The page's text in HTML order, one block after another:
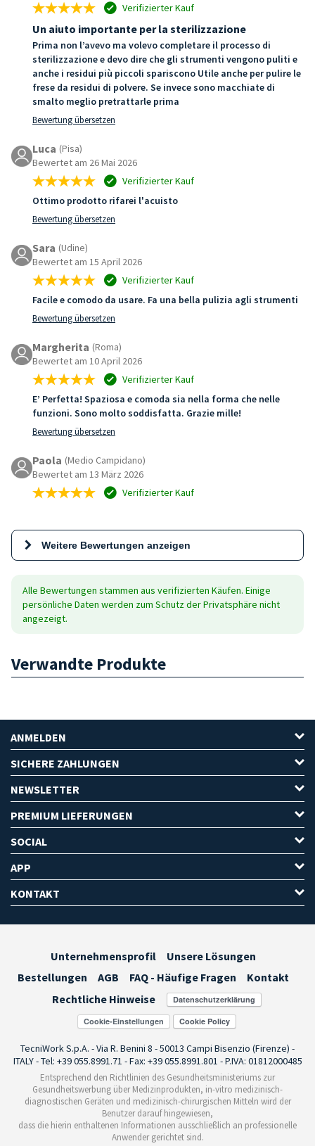
Verifizierter Kauf
Un aiuto importante per la sterilizzazione
Prima non l’avevo ma volevo completare il processo di
sterilizzazione e devo dire che gli strumenti vengono puliti e
anche i residui più piccoli spariscono Utile anche per pulire le
frese da residui di polvere. Se invece sono macchiate di
smalto meglio pretrattarle prima
Bewertung übersetzen
Luca (Pisa)
Bewertet am 26 Mai 2026
Verifizierter Kauf
Ottimo prodotto rifarei l'acuisto
Bewertung übersetzen
Sara (Udine)
Bewertet am 15 April 2026
Verifizierter Kauf
Facile e comodo da usare. Fa una bella pulizia agli strumenti
Bewertung übersetzen
Margherita (Roma)
Bewertet am 10 April 2026
Verifizierter Kauf
E’ Perfetta! Spaziosa e comoda sia nella forma che nelle
funzioni. Sono molto soddisfatta. Grazie mille!
Bewertung übersetzen
Paola (Medio Campidano)
Bewertet am 13 März 2026
Verifizierter Kauf
Weitere Bewertungen anzeigen
Alle Bewertungen stammen aus verifizierten Käufen. Einige
persönliche Daten werden zum Schutz der Privatsphäre nicht
angezeigt.
Verwandte Produkte
ANMELDEN
SICHERE ZAHLUNGEN
NEWSLETTER
PREMIUM LIEFERUNGEN
SOCIAL
APP
KONTAKT
Unternehmensprofil
Unsere Lösungen
Bestellungen
AGB FAQ - Häufige Fragen
Kontakt
Rechtliche Hinweise
Cookie-Einstellungen
TecniWork S.p.A. - Via R. Benini 8 - 50013 Campi Bisenzio (Firenze) -
ITALY - Tel: +39 055.8991.71 - Fax: +39 055.8991.801 - P.IVA: 01812000485
Entsprechend den Richtlinien des Gesundheitsministeriums zur
Gesundheitswerbung über Medizinprodukten, in-vitro medizinisch-
diagnostischen Geräten und medizinisch-chirurgischen Mitteln wird der
Benutzer darauf hingewiesen,
dass die hierin enthaltenen Informationen ausschließlich an professionelle
Anwender gerichtet sind.